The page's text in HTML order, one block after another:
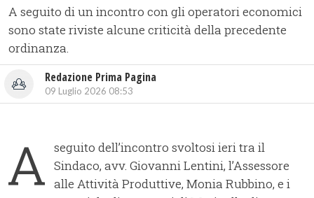
A seguito di un incontro con gli operatori economici
sono state riviste alcune criticità della precedente
ordinanza.
Redazione Prima Pagina
09 Luglio 2026 08:53
A seguito dell’incontro svoltosi ieri tra il
Sindaco, avv. Giovanni Lentini, l’Assessore
alle Attività Produttive, Monia Rubbino, e i